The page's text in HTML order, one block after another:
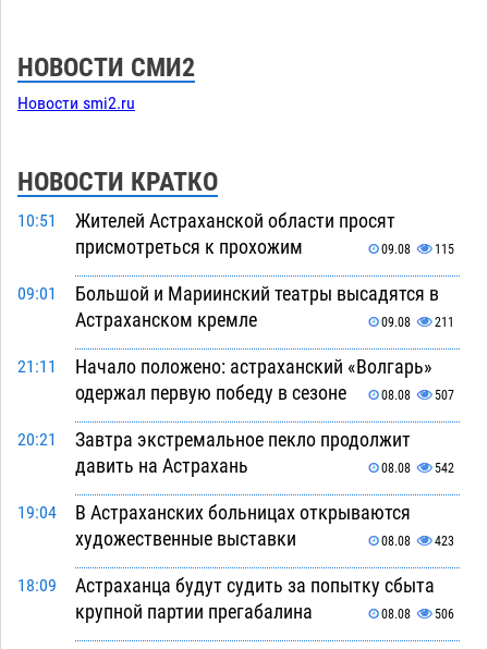
НОВОСТИ СМИ2
Новости smi2.ru
НОВОСТИ КРАТКО
10:51
Жителей Астраханской области просят
присмотреться к прохожим
09.08 115
09:01
Большой и Мариинский театры высадятся в
Астраханском кремле
09.08 211
21:11
Начало положено: астраханский «Волгарь»
одержал первую победу в сезоне
08.08 507
20:21
Завтра экстремальное пекло продолжит
давить на Астрахань
08.08 542
19:04
В Астраханских больницах открываются
художественные выставки
08.08 423
18:09
Астраханца будут судить за попытку сбыта
крупной партии прегабалина
08.08 506